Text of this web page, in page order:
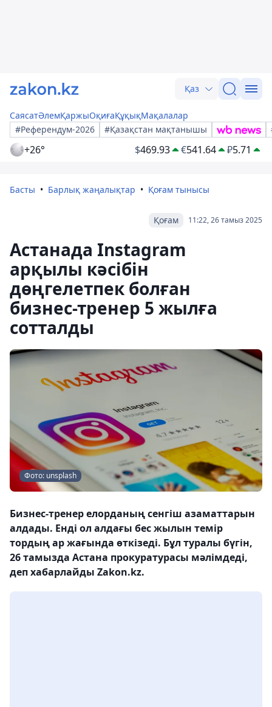
Қаз
СаясатӘлемҚаржыОқиғаҚұқықМақалалар
#Референдум-2026
#Қазақстан мақтанышы
+26° $469.93 €541.64 ₽5.71
Басты Барлық жаңалықтар Қоғам тынысы
11:22, 26 тамыз 2025
Қоғам
Астанада Instagram
арқылы кәсібін
дөңгелетпек болған
бизнес-тренер 5 жылға
сотталды
Фото: unsplash
Бизнес-тренер елорданың сенгіш азаматтарын
алдады. Енді ол алдағы бес жылын темір
тордың ар жағында өткізеді. Бұл туралы бүгін,
26 тамызда Астана прокуратурасы мәлімдеді,
деп хабарлайды Zakon.kz.